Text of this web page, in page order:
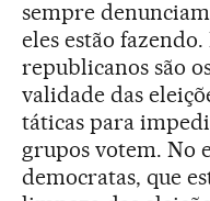
sempre
eles estão fazendo.
republicanos são
validade das
táticas para
grupos votem. No
democratas, que